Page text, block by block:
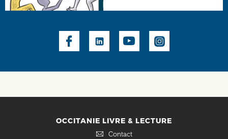
OCCITANIE LIVRE & LECTURE
Contact